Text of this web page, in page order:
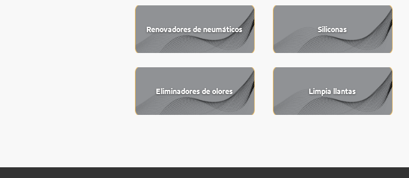
Renovadores de neumáticos Siliconas
Eliminadores de olores Limpia llantas